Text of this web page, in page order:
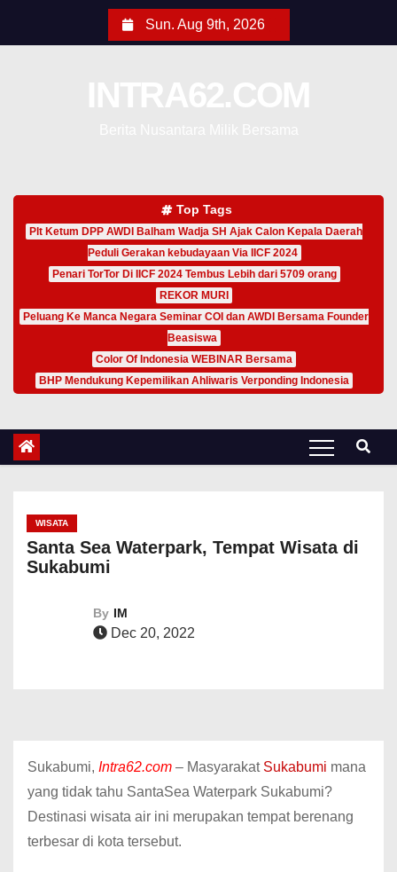
Sun. Aug 9th, 2026
Top Tags
Plt Ketum DPP AWDI Balham Wadja SH Ajak Calon Kepala Daerah
Peduli Gerakan kebudayaan Via IICF 2024
Penari TorTor Di IICF 2024 Tembus Lebih dari 5709 orang
REKOR MURI
Peluang Ke Manca Negara Seminar COI dan AWDI Bersama Founder
Beasiswa
Color Of Indonesia WEBINAR Bersama
BHP Mendukung Kepemilikan Ahliwaris Verponding Indonesia
WISATA
Santa Sea Waterpark, Tempat Wisata di
Sukabumi
By IM
Dec 20, 2022
Sukabumi, Intra62.com – Masyarakat Sukabumi mana
yang tidak tahu SantaSea Waterpark Sukabumi?
Destinasi wisata air ini merupakan tempat berenang
terbesar di kota tersebut.